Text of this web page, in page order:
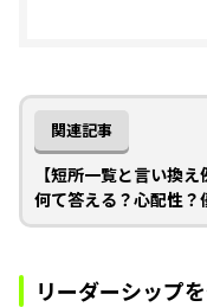
関連記事
【短所一覧と言い換
何て答える？心配性？
リーダーシップ